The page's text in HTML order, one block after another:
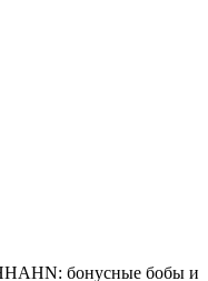
бонусные бобы и